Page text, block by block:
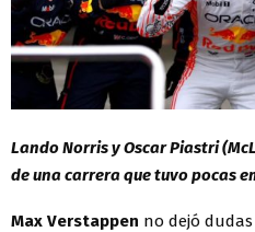
Lando Norris y Oscar Piastri
de una carrera que tuvo pocas
Max Verstappen no dejó